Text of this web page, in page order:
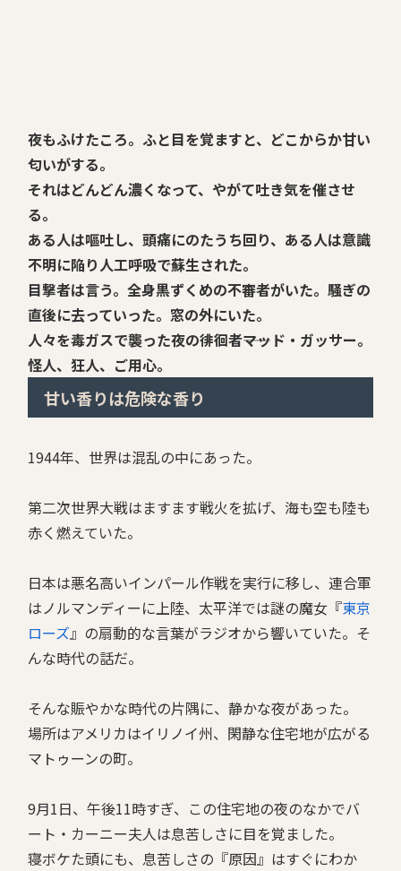
夜もふけたころ。ふと目を覚ますと、どこからか甘い
匂いがする。
それはどんどん濃くなって、やがて吐き気を催させ
る。
ある人は嘔吐し、頭痛にのたうち回り、ある人は意識
不明に陥り人工呼吸で蘇生された。
目撃者は言う。全身黒ずくめの不審者がいた。騒ぎの
直後に去っていった。窓の外にいた。
人々を毒ガスで襲った夜の徘徊者――マッド・ガッサー。
怪人、狂人、ご用心。
甘い香りは危険な香り
1944年、世界は混乱の中にあった。
第二次世界大戦はますます戦火を拡げ、海も空も陸も
赤く燃えていた。
日本は悪名高いインパール作戦を実行に移し、連合軍
はノルマンディーに上陸、太平洋では謎の魔女『東京
ローズ』の扇動的な言葉がラジオから響いていた。そ
んな時代の話だ。
そんな賑やかな時代の片隅に、静かな夜があった。
場所はアメリカはイリノイ州、閑静な住宅地が広がる
マトゥーンの町。
9月1日、午後11時すぎ、この住宅地の夜のなかでバ
ート・カーニー夫人は息苦しさに目を覚ました。
寝ボケた頭にも、息苦しさの『原因』はすぐにわか